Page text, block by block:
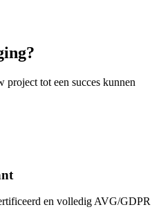
project tot een succes kunnen
en volledig AVG/GDPR